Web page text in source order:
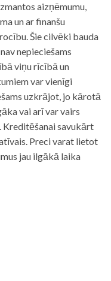
aizņēmumu,
un ar finanšu
Šie cilvēki bauda
nepieciešams
viņu rīcībā un
var vienīgi
uzkrājot, jo kārotā
vai arī var vairs
Kreditēšanai savukārt
Preci varat lietot
jau ilgākā laika